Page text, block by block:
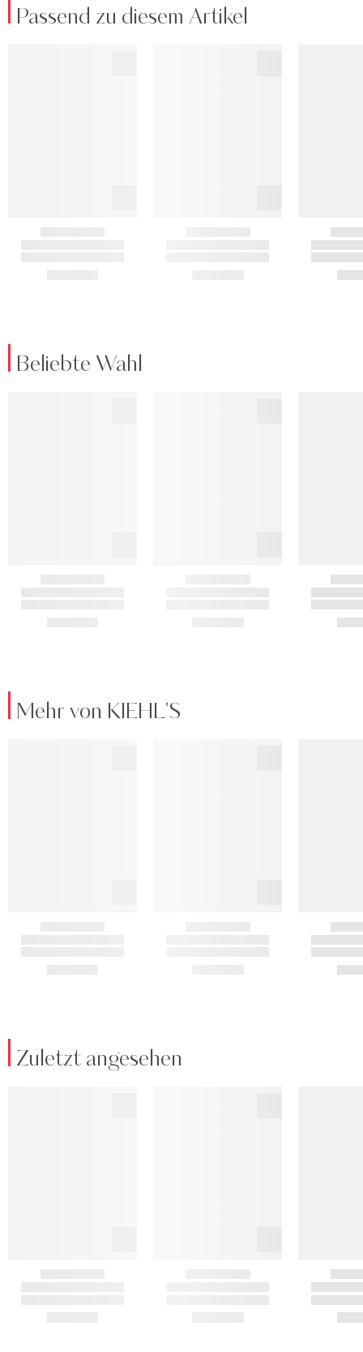
Passend zu diesem Artikel
Beliebte Wahl
Mehr von KIEHL'S
Zuletzt angesehen